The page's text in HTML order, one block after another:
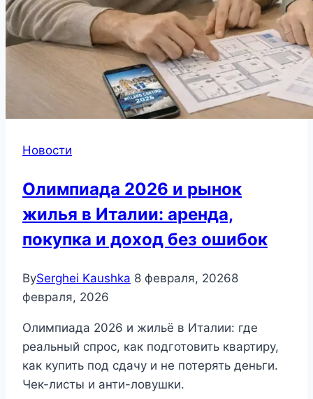
Новости
Олимпиада 2026 и рынок
жилья в Италии: аренда,
покупка и доход без ошибок
BySerghei Kaushka 8 февраля, 20268
февраля, 2026
Олимпиада 2026 и жильё в Италии: где
реальный спрос, как подготовить квартиру,
как купить под сдачу и не потерять деньги.
Чек-листы и анти-ловушки.